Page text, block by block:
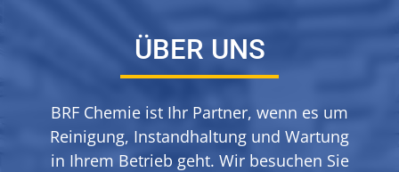
ÜBER UNS
BRF Chemie ist Ihr Partner, wenn es um
Reinigung, Instandhaltung und Wartung
in Ihrem Betrieb geht. Wir besuchen Sie